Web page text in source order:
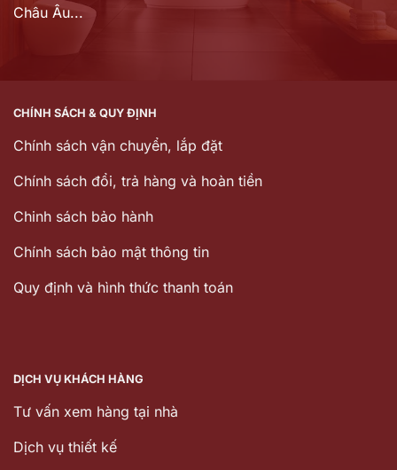
Châu Âu...
CHÍNH SÁCH & QUY ĐỊNH
Chính sách vận chuyển, lắp đặt
Chính sách đổi, trả hàng và hoàn tiền
Chinh sách bảo hành
Chính sách bảo mật thông tin
Quy định và hình thức thanh toán
DỊCH VỤ KHÁCH HÀNG
Tư vấn xem hàng tại nhà
Dịch vụ thiết kế